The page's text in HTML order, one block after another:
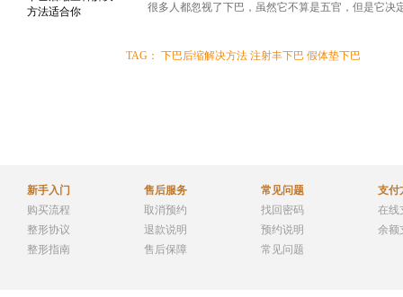
很多人都忽视了下巴，虽然它不算是五官，但是它
TAG： 下巴后缩解决方法 注射丰下巴 假体垫下巴
新手入门
购买流程
整形协议
整形指南
售后服务
取消预约
退款说明
售后保障
常见问题
找回密码
预约说明
常见问题
支付
在线
余额